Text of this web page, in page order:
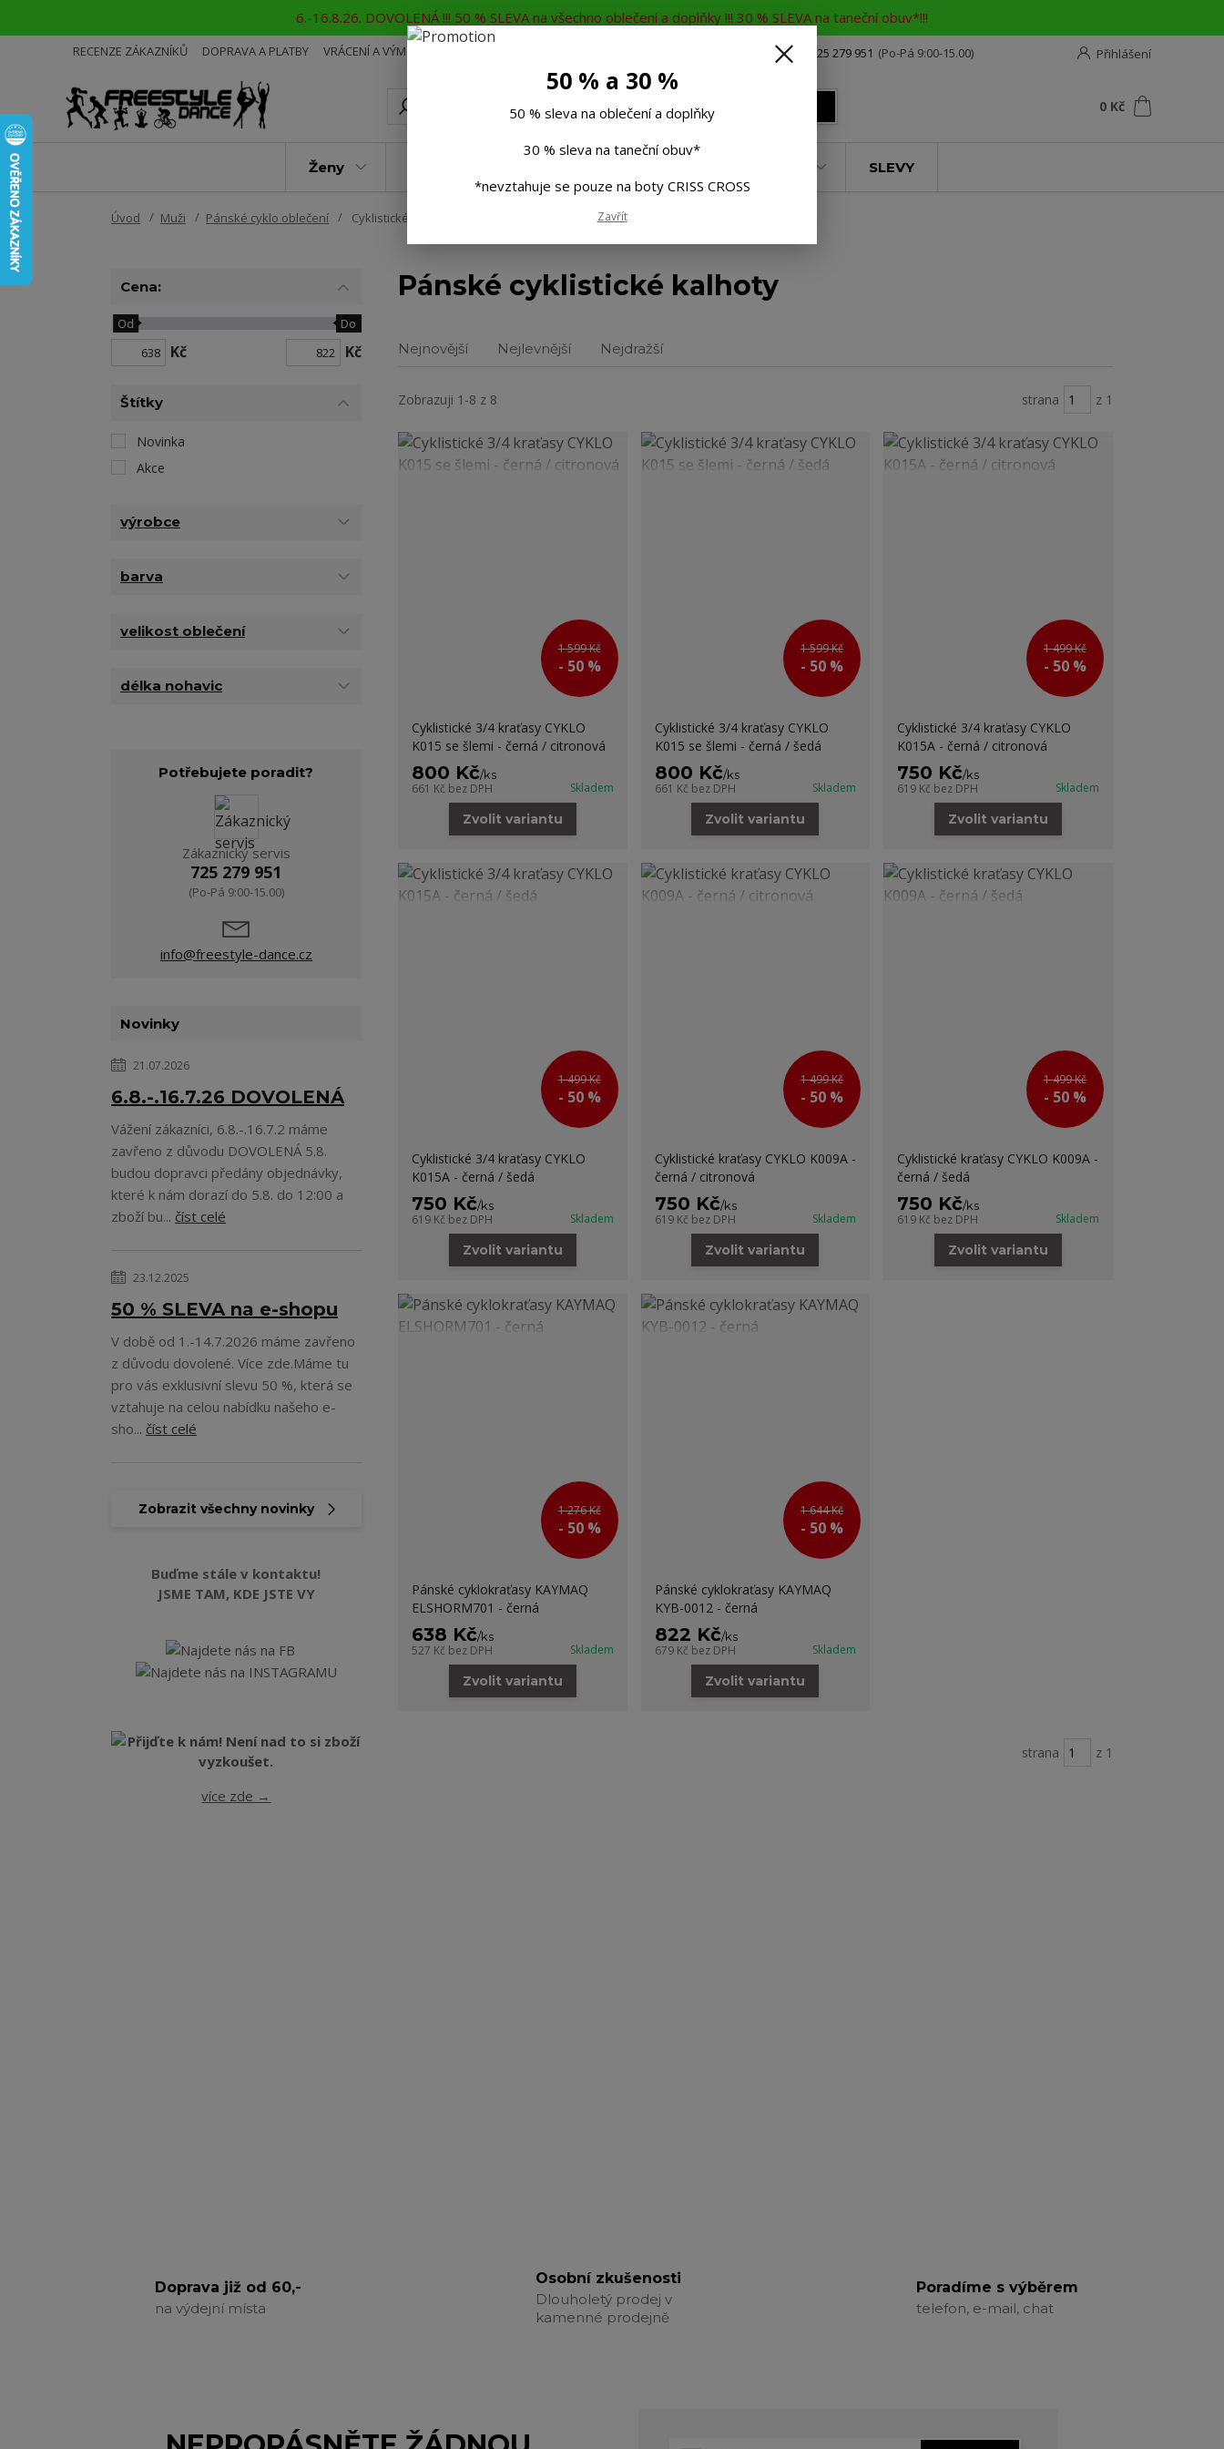
6.-16.8.26. DOVOLENÁ !!! 50 % SLEVA na všechno oblečení a doplňky !!! 30 % SLEVA na taneční obuv*!!!
RECENZE ZÁKAZNÍKŮ DOPRAVA A PLATBY VRÁCENÍ A VÝMĚNA Přihlášení
Rádi Vám poradíme 725 279 951 (Po-Pá 9:00-15.00)
0 Kč
Ženy SLEVY
Úvod Muži Pánské cyklo oblečení Cyklistické kalhoty
Pánské cyklistické kalhoty
Nejnovější Nejlevnější Nejdražší
Zobrazuji 1-8 z 8 strana z 1
1 599 Kč
- 50 %
Cyklistické 3/4 kraťasy CYKLO
K015 se šlemi - černá / citronová
800 Kč/ks
661 Kč bez DPH Skladem
Zvolit variantu
1 599 Kč
- 50 %
Cyklistické 3/4 kraťasy CYKLO
K015 se šlemi - černá / šedá
800 Kč/ks
661 Kč bez DPH Skladem
Zvolit variantu
1 499 Kč
- 50 %
Cyklistické 3/4 kraťasy CYKLO
K015A - černá / citronová
750 Kč/ks
619 Kč bez DPH Skladem
Zvolit variantu
1 499 Kč
- 50 %
Cyklistické 3/4 kraťasy CYKLO
K015A - černá / šedá
750 Kč/ks
619 Kč bez DPH Skladem
Zvolit variantu
1 499 Kč
- 50 %
Cyklistické kraťasy CYKLO K009A -
černá / citronová
750 Kč/ks
619 Kč bez DPH Skladem
Zvolit variantu
1 499 Kč
- 50 %
Cyklistické kraťasy CYKLO K009A -
černá / šedá
750 Kč/ks
619 Kč bez DPH Skladem
Zvolit variantu
1 276 Kč
- 50 %
Pánské cyklokraťasy KAYMAQ
ELSHORM701 - černá
638 Kč/ks
527 Kč bez DPH Skladem
Zvolit variantu
1 644 Kč
- 50 %
Pánské cyklokraťasy KAYMAQ
KYB-0012 - černá
822 Kč/ks
679 Kč bez DPH Skladem
Zvolit variantu
strana z 1
Cena:
Kč
Od Do
Kč
Štítky
Novinka
Akce
výrobce
barva
velikost oblečení
délka nohavic
Potřebujete poradit?
Zákaznický servis
725 279 951
(Po-Pá 9:00-15.00)
info@freestyle-dance.cz
Novinky
21.07.2026
6.8.-.16.7.26 DOVOLENÁ
Vážení zákazníci, 6.8.-.16.7.2 máme
zavřeno z důvodu DOVOLENÁ 5.8.
budou dopravci předány objednávky,
které k nám dorazí do 5.8. do 12:00 a
zboží bu... číst celé
23.12.2025
50 % SLEVA na e-shopu
V době od 1.-14.7.2026 máme zavřeno
z důvodu dovolené. Více zde.Máme tu
pro vás exklusivní slevu 50 %, která se
vztahuje na celou nabídku našeho e-
sho... číst celé
Zobrazit všechny novinky
Buďme stále v kontaktu!
JSME TAM, KDE JSTE VY
více zde →
Doprava již od 60,-
na výdejní místa
Osobní zkušenosti
Dlouholetý prodej v
kamenné prodejně
Poradíme s výběrem
telefon, e-mail, chat
50 % a 30 %
50 % sleva na oblečení a doplňky
30 % sleva na taneční obuv*
*nevztahuje se pouze na boty CRISS CROSS
Zavřít